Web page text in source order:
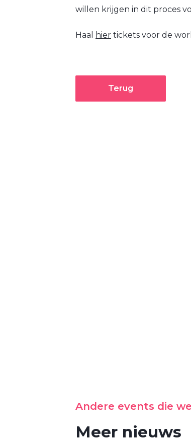
willen krijgen in dit proces
Haal hier tickets voor de
Terug
Andere events die
Meer nieuws